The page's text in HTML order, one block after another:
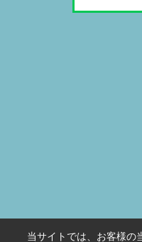
当サイトでは、お客様の